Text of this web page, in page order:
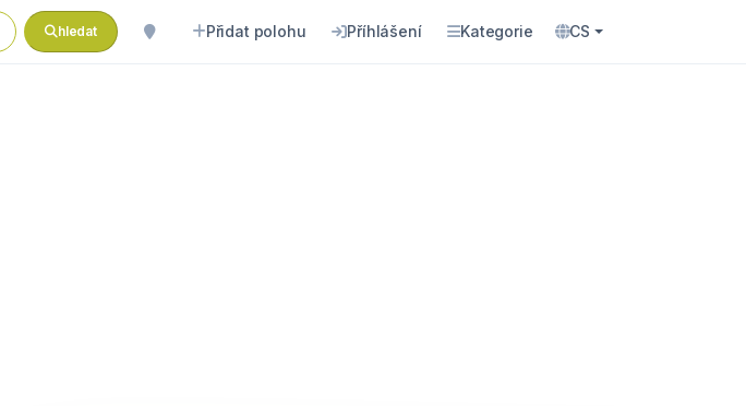
hledat Přidat polohu Příhlášení Kategorie CS